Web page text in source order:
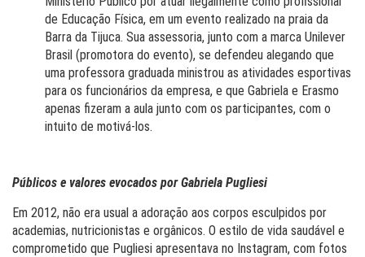
de Educação Física, em um evento realizado na praia da
Barra da Tijuca. Sua assessoria, junto com a marca Unilever
Brasil (promotora do evento), se defendeu alegando que
uma professora graduada ministrou as atividades esportivas
para os funcionários da empresa, e que Gabriela e Erasmo
apenas fizeram a aula junto com os participantes, com o
intuito de motivá-los.
Públicos e valores evocados por Gabriela Pugliesi
Em 2012, não era usual a adoração aos corpos esculpidos por
academias, nutricionistas e orgânicos. O estilo de vida saudável e
comprometido que Pugliesi apresentava no Instagram, com fotos